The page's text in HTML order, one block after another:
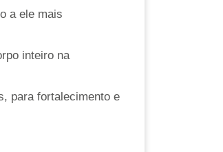
a ele mais
inteiro na
para fortalecimento e